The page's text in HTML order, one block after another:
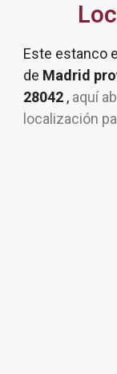
Este estanco
de Madrid
28042 , aquí
localización